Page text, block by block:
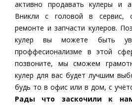
активно продавать кулеры и
Вникли с головой в сервис,
ремонте и запчасти кулеров.
кулер вы можете быть
проффесионализме в этой
позвоните, мы сможем
кулер для вас будет лучшим
будь то в офис или в дом, с
Рады что заскочили к